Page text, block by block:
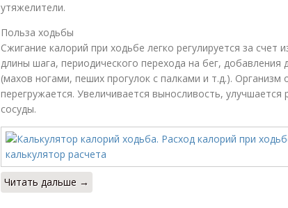
утяжелители.
Польза ходьбы
Сжигание калорий при ходьбе легко регулируется за счет
длины шага, периодического перехода на бег, добавления
(махов ногами, пеших прогулок с палками и т.д.). Организм
перегружается. Увеличивается выносливость, улучшается
сосуды.
Читать дальше →